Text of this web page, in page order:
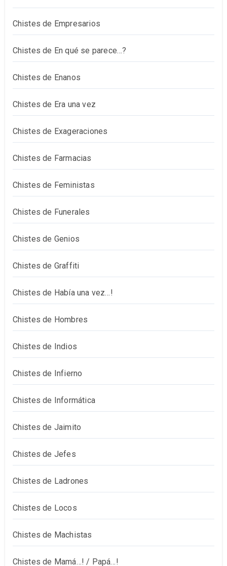
Chistes de Empresarios
Chistes de En qué se parece…?
Chistes de Enanos
Chistes de Era una vez
Chistes de Exageraciones
Chistes de Farmacias
Chistes de Feministas
Chistes de Funerales
Chistes de Genios
Chistes de Graffiti
Chistes de Había una vez…!
Chistes de Hombres
Chistes de Indios
Chistes de Infierno
Chistes de Informática
Chistes de Jaimito
Chistes de Jefes
Chistes de Ladrones
Chistes de Locos
Chistes de Machistas
Chistes de Mamá…! / Papá…!